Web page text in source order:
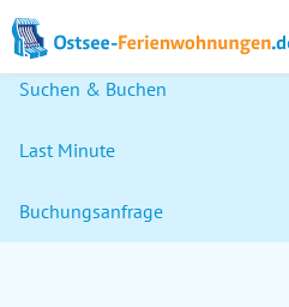
Suchen & Buchen
Last Minute
Buchungsanfrage